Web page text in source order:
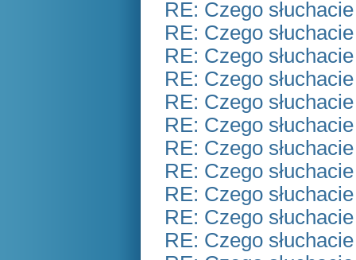
RE: Czego
RE: Czego
RE: Czego
RE: Czego
RE: Czego
RE: Czego
RE: Czego
RE: Czego
RE: Czego
RE: Czego
RE: Czego